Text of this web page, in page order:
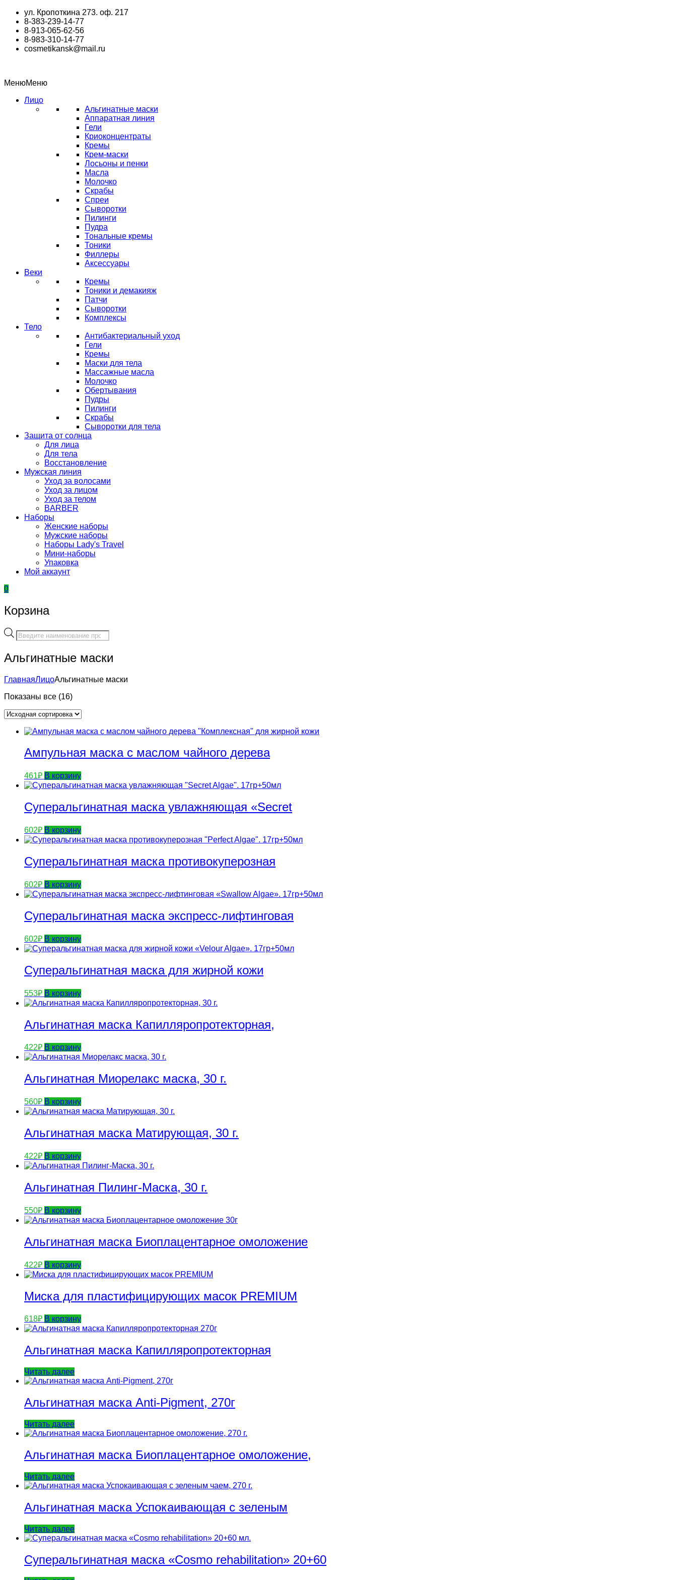
Перейти
содержимому
ул. Кропоткина 273. оф. 217
8-383-239-14-77
8-913-065-62-56
8-983-310-14-77
cosmetikansk@mail.ru
МенюМеню
Лицо
Альгинатные маски
Аппаратная линия
Гели
Криоконцентраты
Кремы
Крем-маски
Лосьоны и пенки
Масла
Молочко
Скрабы
Спреи
Сыворотки
Пилинги
Пудра
Тональные кремы
Тоники
Филлеры
Аксессуары
Веки
Кремы
Тоники и демакияж
Патчи
Сыворотки
Комплексы
Тело
Антибактериальный уход
Гели
Кремы
Маски для тела
Массажные масла
Молочко
Обертывания
Пудры
Пилинги
Скрабы
Сыворотки для тела
Защита от солнца
Для лица
Для тела
Восстановление
Мужская линия
Уход за волосами
Уход за лицом
Уход за телом
BARBER
Наборы
Женские наборы
Мужские наборы
Наборы Lady's Travel
Мини-наборы
Упаковка
Мой аккаунт
0
Корзина
Поиск
товаров
Альгинатные маски
ГлавнаяЛицоАльгинатные маски
Показаны все (16)
Ампульная маска с маслом чайного дерева
461₽ В корзину
Суперальгинатная маска увлажняющая «Secret
602₽ В корзину
Суперальгинатная маска противокуперозная
602₽ В корзину
Суперальгинатная маска экспресс-лифтинговая
602₽ В корзину
Суперальгинатная маска для жирной кожи
553₽ В корзину
Альгинатная маска Капилляропротекторная,
422₽ В корзину
Альгинатная Миорелакс маска, 30 г.
560₽ В корзину
Альгинатная маска Матирующая, 30 г.
422₽ В корзину
Альгинатная Пилинг-Маска, 30 г.
550₽ В корзину
Альгинатная маска Биоплацентарное омоложение
422₽ В корзину
Миска для пластифицирующих масок PREMIUM
618₽ В корзину
Альгинатная маска Капилляропротекторная
Читать далее
Альгинатная маска Anti-Pigment, 270г
Читать далее
Альгинатная маска Биоплацентарное омоложение,
Читать далее
Альгинатная маска Успокаивающая с зеленым
Читать далее
Суперальгинатная маска «Cosmo rehabilitation» 20+60